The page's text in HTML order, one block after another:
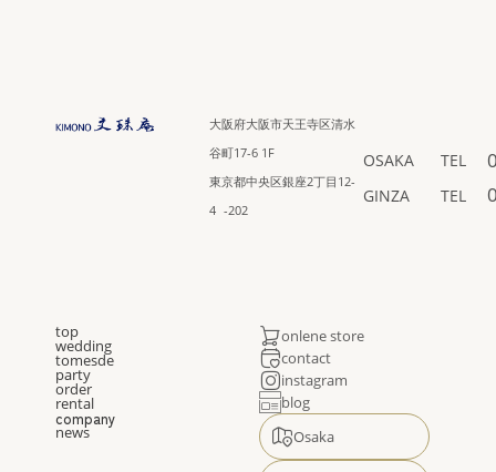
大阪府大阪市天王寺区清水
谷町17-6 1F
東京都中央区銀座2丁目12-
4 -202
OSAKA TEL
GINZA TEL
onlene store
contact
instagram
blog
Osaka
top
wedding
tomesde
party
order
rental
company
news